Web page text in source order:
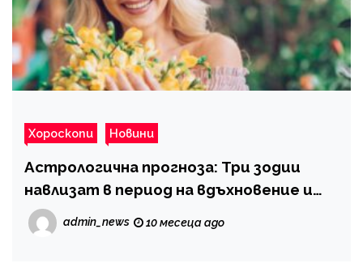
Хороскопи Новини
Астрологична прогноза: Три зодии
навлизат в период на вдъхновение и
нови възможности
admin_news 10 месеца ago